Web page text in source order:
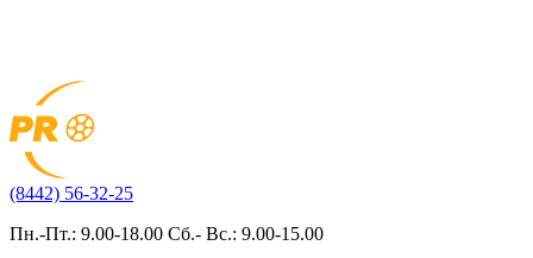
(8442) 56-32-25
Пн.-Пт.: 9.00-18.00 Сб.- Вс.: 9.00-15.00